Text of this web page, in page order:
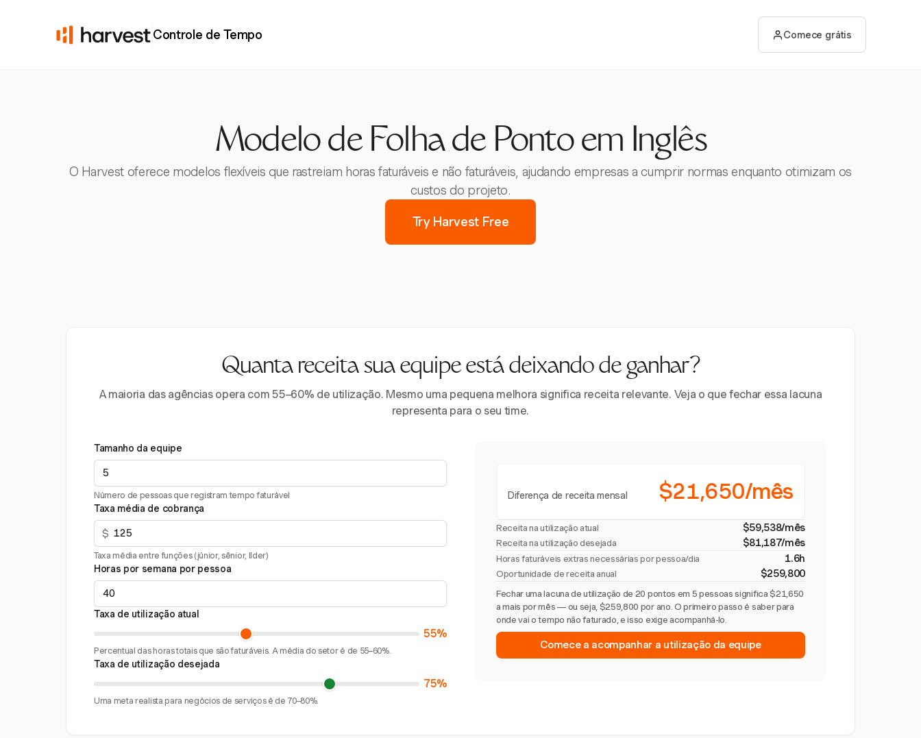
Controle de Tempo Comece grátis
Modelo de Folha de Ponto em Inglês
O Harvest oferece modelos flexíveis que rastreiam horas faturáveis e não faturáveis, ajudando empresas a cumprir normas enquanto otimizam os
custos do projeto.
Try Harvest Free
Quanta receita sua equipe está deixando de ganhar?
A maioria das agências opera com 55–60% de utilização. Mesmo uma pequena melhora significa receita relevante. Veja o que fechar essa lacuna
representa para o seu time.
Tamanho da equipe
Número de pessoas que registram tempo faturável
Taxa média de cobrança
$
Taxa média entre funções (júnior, sênior, líder)
Horas por semana por pessoa
Taxa de utilização atual
55%
Percentual das horas totais que são faturáveis. A média do setor é de 55–60%.
Taxa de utilização desejada
75%
Uma meta realista para negócios de serviços é de 70–80%.
Diferença de receita mensal $21,650/mês
Receita na utilização atual $59,538/mês
Receita na utilização desejada $81,187/mês
Horas faturáveis extras necessárias por pessoa/dia 1.6h
Oportunidade de receita anual $259,800
Fechar uma lacuna de utilização de 20 pontos em 5 pessoas significa $21,650
a mais por mês — ou seja, $259,800 por ano. O primeiro passo é saber para
onde vai o tempo não faturado, e isso exige acompanhá-lo.
Comece a acompanhar a utilização da equipe